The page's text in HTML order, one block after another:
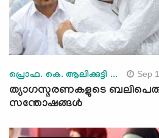
പ്രൊഫ. കെ. ആലിക്കുട്ടി ... Sep
ത്യാഗസ്മരണകളുടെ
സന്തോഷങ്ങള്‍